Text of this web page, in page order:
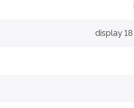
display